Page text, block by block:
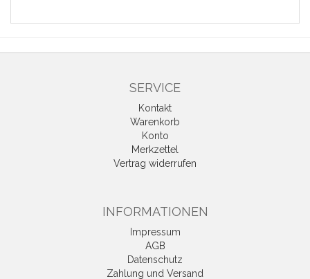
SERVICE
Kontakt
Warenkorb
Konto
Merkzettel
Vertrag widerrufen
INFORMATIONEN
Impressum
AGB
Datenschutz
Zahlung und Versand